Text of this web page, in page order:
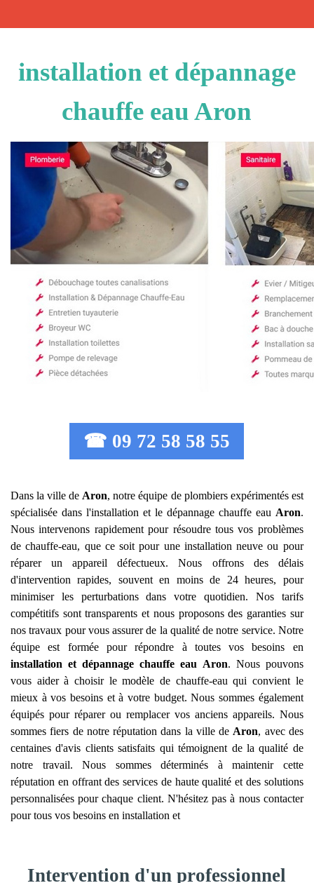
installation et dépannage
chauffe eau Aron
☎ 09 72 58 58 55
Dans la ville de Aron, notre équipe de plombiers expérimentés est
spécialisée dans l'installation et le dépannage chauffe eau Aron.
Nous intervenons rapidement pour résoudre tous vos problèmes
de chauffe-eau, que ce soit pour une installation neuve ou pour
réparer un appareil défectueux. Nous offrons des délais
d'intervention rapides, souvent en moins de 24 heures, pour
minimiser les perturbations dans votre quotidien. Nos tarifs
compétitifs sont transparents et nous proposons des garanties sur
nos travaux pour vous assurer de la qualité de notre service. Notre
équipe est formée pour répondre à toutes vos besoins en
installation et dépannage chauffe eau Aron. Nous pouvons
vous aider à choisir le modèle de chauffe-eau qui convient le
mieux à vos besoins et à votre budget. Nous sommes également
équipés pour réparer ou remplacer vos anciens appareils. Nous
sommes fiers de notre réputation dans la ville de Aron, avec des
centaines d'avis clients satisfaits qui témoignent de la qualité de
notre travail. Nous sommes déterminés à maintenir cette
réputation en offrant des services de haute qualité et des solutions
personnalisées pour chaque client. N'hésitez pas à nous contacter
pour tous vos besoins en installation et
Intervention d'un professionnel